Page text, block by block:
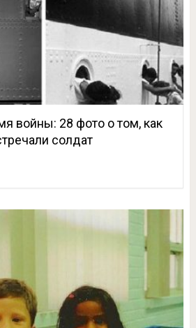
войны: 28 фото о том, как
солдат